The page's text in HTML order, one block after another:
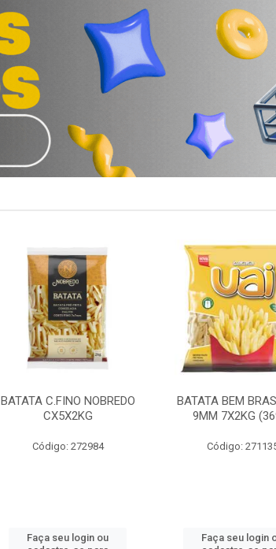
BATATA C.FINO NOBREDO
CX5X2KG
Código: 272984
Faça seu login ou
BATATA BEM
9MM 7X2KG
Código:
Faça seu login